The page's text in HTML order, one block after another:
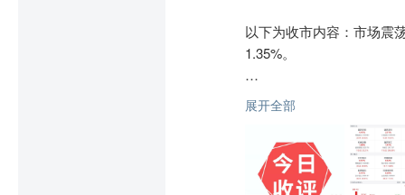
国元国际认为，港股目前
中信建投强调，港股正走
松弛」两大门槛。
以下为收市内容：市场震
1.35%。
沪深两市成交额2.66万亿
盘面上，市场热点快速
华安证券认为，随着内
展开全部